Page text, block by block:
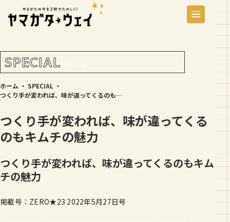
SPECIAL スペシャル
ホーム ・ SPECIAL ・
つくり手が変われば、味が違ってくるのもキムチの魅力
つくり手が変われば、味が違ってくる
のもキムチの魅力
つくり手が変われば、味が違ってくるのもキム
チの魅力
掲載号：ZERO★23 2022年5月27日号